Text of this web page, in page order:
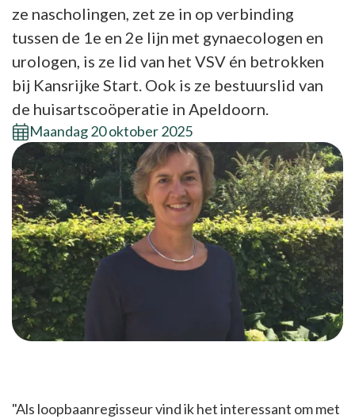
ze nascholingen, zet ze in op verbinding
tussen de 1e en 2e lijn met gynaecologen en
urologen, is ze lid van het VSV én betrokken
bij Kansrijke Start. Ook is ze bestuurslid van
de huisartscoöperatie in Apeldoorn.
Maandag 20 oktober 2025
"Als loopbaanregisseur vind ik het interessant om met